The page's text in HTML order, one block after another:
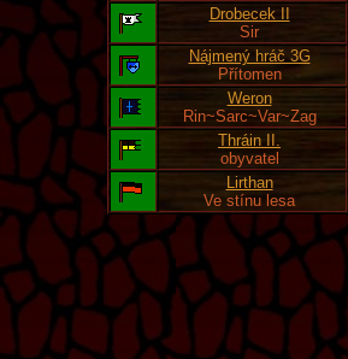
Drobecek II
Sir
Nájmený hráč 3G
Přítomen
Weron
Rin~Sarc~Var~Zag
Thráin II.
obyvatel
Lirthan
Ve stínu lesa